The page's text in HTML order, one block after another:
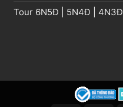
Tour 6N5Đ 5N4Đ 4N3Đ